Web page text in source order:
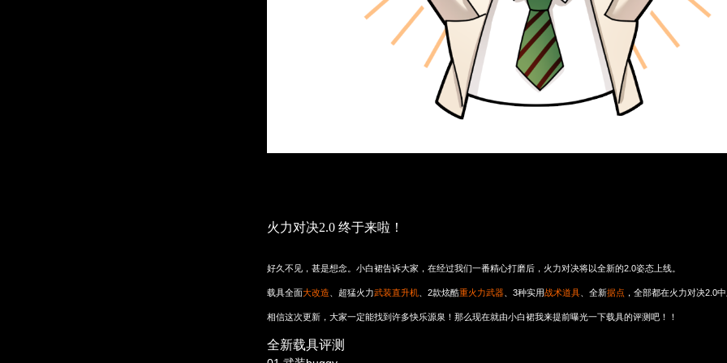
火力对决2.0终于来啦！
好久不见，甚是想念。小白裙告诉大家，在经过我们一番精心打磨后，火力对决将以全新的2.0姿态上线。
载具全面大改造 、超猛火力武装直升机 、2款炫酷重火力武器 、3种实用战术道具 、全新据点 ，全部都在火力对决2.0
相信这次更新，大家一定能找到许多快乐源泉！那么现在就由小白裙我来提前曝光一下载具的评测吧！！
全新载具评测